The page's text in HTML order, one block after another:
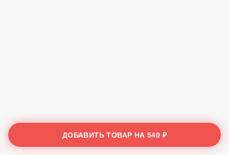
ДОБАВИТЬ ТОВАР НА540 ₽